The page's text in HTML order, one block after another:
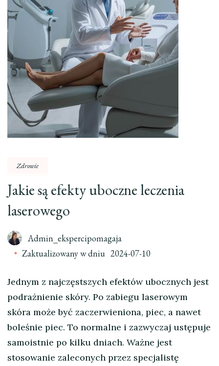
Zdrowie
Jakie są efekty uboczne leczenia
laserowego
Admin_ekspercipomagaja
Zaktualizowany w dniu 2024-07-10
Jednym z najczęstszych efektów ubocznych jest
podrażnienie skóry. Po zabiegu laserowym
skóra może być zaczerwieniona, piec, a nawet
boleśnie piec. To normalne i zazwyczaj ustępuje
samoistnie po kilku dniach. Ważne jest
stosowanie zaleconych przez specjalistę